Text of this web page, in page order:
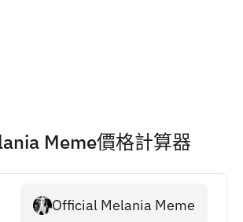
Meme價格計算器
Official Melania Meme